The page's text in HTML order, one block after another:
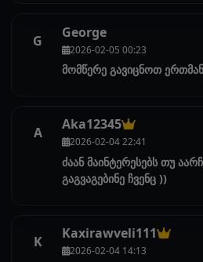
G George
2026-02-05 00:23
მომწერე გავიცნოთ
A Aka12345
2026-02-04 22:41
ძაან მაინტერესებს თუ
გაგვაგებინე ჩვენც ))
K Kaxirawveli111
2026-02-04 14:13